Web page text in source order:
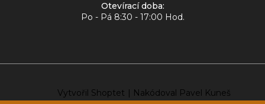
Otevírací doba:
Po - Pá 8:30 - 17:00 Hod.
Vytvořil Shoptet | Nakódoval Pavel Kuneš